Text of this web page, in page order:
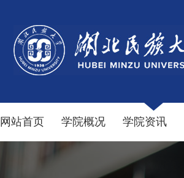
网站首页 学院概况 学院资讯